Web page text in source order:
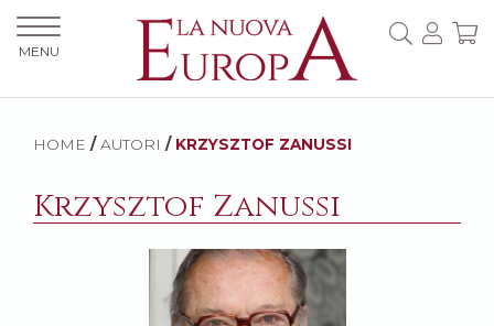
HOME / AUTORI / KRZYSZTOF ZANUSSI
Krzysztof Zanussi
MENU